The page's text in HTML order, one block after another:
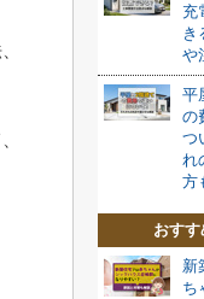
充
き
や
平
の
つ
れ
方
おす
新
ち